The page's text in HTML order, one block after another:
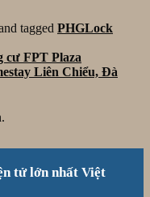
tagged PHGLock
cư FPT Plaza
Liên Chiểu, Đà
tử lớn nhất Việt